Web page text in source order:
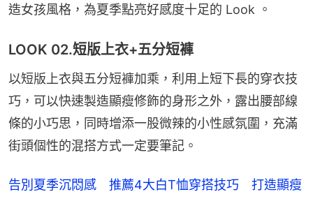
造女孩風格，為夏季點亮好感度十足的 Look 。
LOOK 02.短版上衣+五分短褲
以短版上衣與五分短褲加乘，利用上短下長的穿衣技
巧，可以快速製造顯瘦修飾的身形之外，露出腰部線
條的小巧思，同時增添一股微辣的小性感氛圍，充滿
街頭個性的混搭方式一定要筆記。
告別夏季沉悶感 推薦4大白T恤穿搭技巧 打造顯瘦